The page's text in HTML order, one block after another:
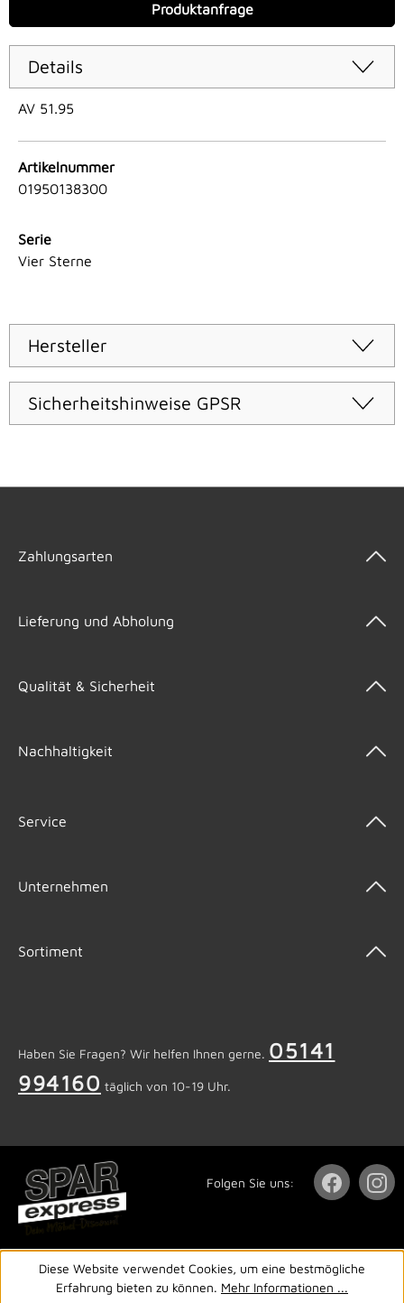
Produktanfrage
Details
AV 51.95
Artikelnummer
01950138300
Serie
Vier Sterne
Hersteller
Sicherheitshinweise GPSR
Zahlungsarten
Lieferung und Abholung
Qualität & Sicherheit
Nachhaltigkeit
Service
Unternehmen
Sortiment
Haben Sie Fragen? Wir helfen Ihnen gerne. 05141
994160 täglich von 10-19 Uhr.
Folgen Sie uns:
Diese Website verwendet Cookies, um eine bestmögliche
Erfahrung bieten zu können. Mehr Informationen ...